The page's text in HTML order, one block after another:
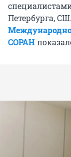
Петербурга,
СОРАН